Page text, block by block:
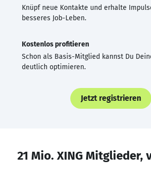
Knüpf neue Kontakte und erhalte
besseres Job-Leben.
Kostenlos profitieren
Schon als Basis-Mitglied kannst Du
deutlich optimieren.
Jetzt registrieren
21 Mio. XING Mitglieder,